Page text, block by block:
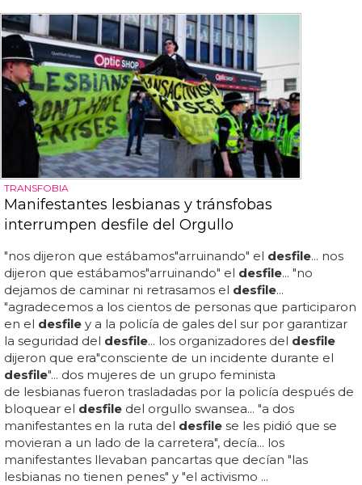
TRANSFOBIA
Manifestantes lesbianas y tránsfobas
interrumpen desfile del Orgullo
"nos dijeron que estábamos"arruinando" el desfile... nos
dijeron que estábamos"arruinando" el desfile... "no
dejamos de caminar ni retrasamos el desfile...
"agradecemos a los cientos de personas que participaron
en el desfile y a la policía de gales del sur por garantizar
la seguridad del desfile... los organizadores del desfile
dijeron que era"consciente de un incidente durante el
desfile"... dos mujeres de un grupo feminista
de lesbianas fueron trasladadas por la policía después de
bloquear el desfile del orgullo swansea... "a dos
manifestantes en la ruta del desfile se les pidió que se
movieran a un lado de la carretera", decía... los
manifestantes llevaban pancartas que decían "las
lesbianas no tienen penes" y "el activismo ...